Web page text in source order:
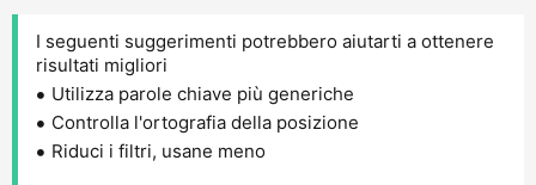
I seguenti suggerimenti potrebbero aiutarti a ottenere
risultati migliori
Utilizza parole chiave più generiche
Controlla l'ortografia della posizione
Riduci i filtri, usane meno